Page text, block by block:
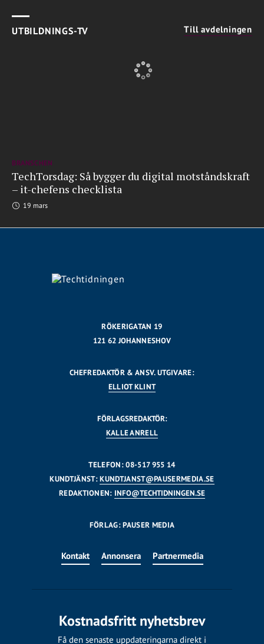
UTBILDNINGS-TV Till avdelningen
BRANSCHEN
TechTorsdag: Så bygger du digital motståndskraft
– it-chefens checklista
19 mars
RÖKERIGATAN 19
121 62 JOHANNESHOV
CHEFREDAKTÖR & ANSV. UTGIVARE:
ELLIOT KLINT
FÖRLAGSREDAKTÖR:
KALLE ANRELL
TELEFON: 08-517 955 14
KUNDTJÄNST:KUNDTJANST@PAUSERMEDIA.SE
REDAKTIONEN: INFO@TECHTIDNINGEN.SE
FÖRLAG: PAUSER MEDIA
Kontakt Annonsera Partnermedia
Kostnadsfritt nyhetsbrev
Få den senaste uppdateringarna direkt i